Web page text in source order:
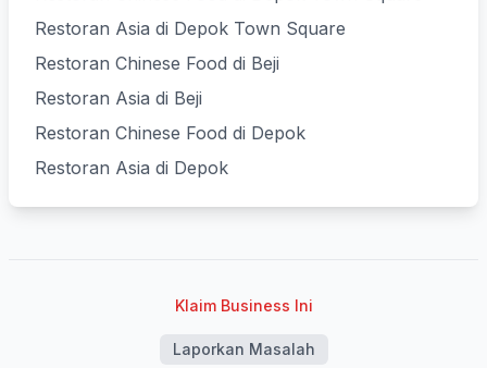
Restoran Asia di Depok Town Square
Restoran Chinese Food di Beji
Restoran Asia di Beji
Restoran Chinese Food di Depok
Restoran Asia di Depok
Klaim Business Ini
Laporkan Masalah